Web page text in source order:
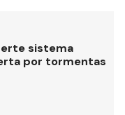
sistema
por tormentas